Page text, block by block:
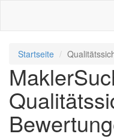
Startseite